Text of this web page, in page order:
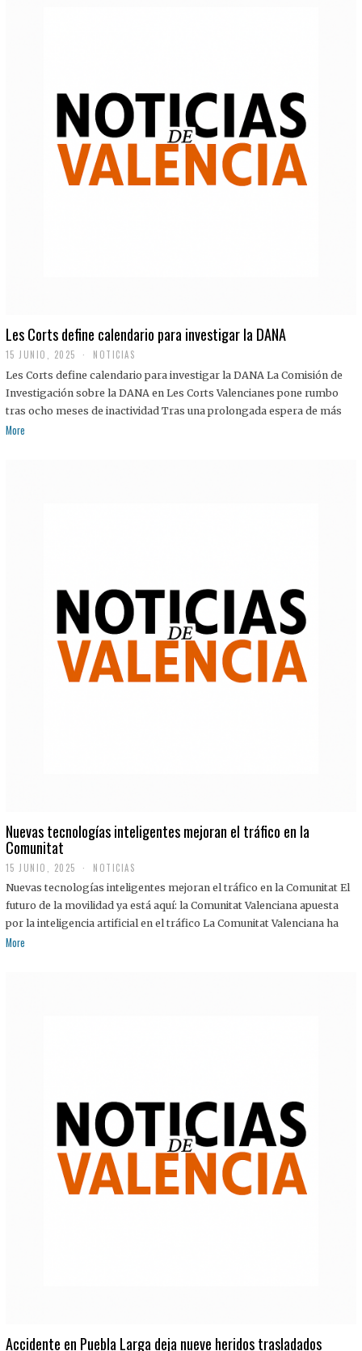
Les Corts define calendario para investigar la DANA
15 JUNIO, 2025 NOTICIAS
Les Corts define calendario para investigar la DANA La Comisión de
Investigación sobre la DANA en Les Corts Valencianes pone rumbo
tras ocho meses de inactividad Tras una prolongada espera de más
More
Nuevas tecnologías inteligentes mejoran el tráfico en la
Comunitat
15 JUNIO, 2025 NOTICIAS
Nuevas tecnologías inteligentes mejoran el tráfico en la Comunitat El
futuro de la movilidad ya está aquí: la Comunitat Valenciana apuesta
por la inteligencia artificial en el tráfico La Comunitat Valenciana ha
More
Accidente en Puebla Larga deja nueve heridos trasladados